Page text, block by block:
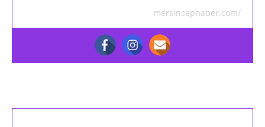
mersincephaber.com/